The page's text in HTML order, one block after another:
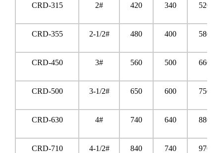
CRD-315 2# 420 340 520
CRD-355 2-1/2# 480 400 580
CRD-450 3# 560 500 660
CRD-500 3-1/2# 650 600 750
CRD-630 4# 740 640 880
CRD-710 4-1/2# 840 740 970